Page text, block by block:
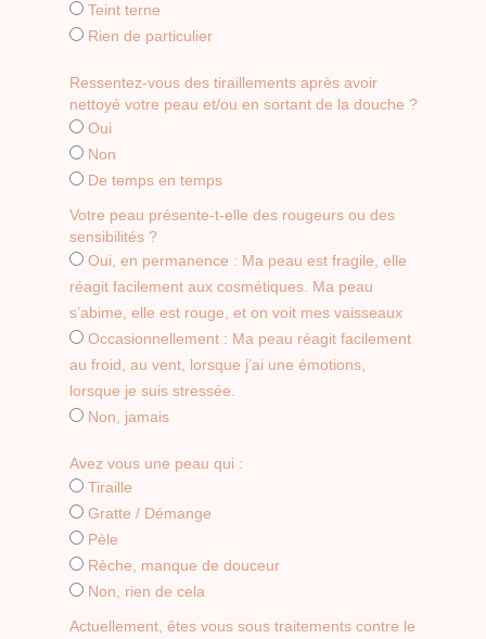
Teint terne
Rien de particulier
Ressentez-vous des tiraillements après avoir
nettoyé votre peau et/ou en sortant de la douche ?
Oui
Non
De temps en temps
Votre peau présente-t-elle des rougeurs ou des
sensibilités ?
Oui, en permanence : Ma peau est fragile, elle
réagit facilement aux cosmétiques. Ma peau
s’abime, elle est rouge, et on voit mes vaisseaux
Occasionnellement : Ma peau réagit facilement
au froid, au vent, lorsque j’ai une émotions,
lorsque je suis stressée.
Non, jamais
Avez vous une peau qui :
Tiraille
Gratte / Démange
Pèle
Rèche, manque de douceur
Non, rien de cela
Actuellement, êtes vous sous traitements contre le